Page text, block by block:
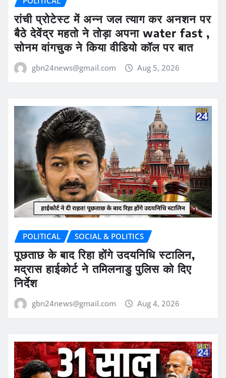
रांची प्रोटेस्ट में अन्न जल त्याग कर अनशन पर
बैठे देवेंद्र महतो ने तोड़ा अपना water fast ,
सोनम वांगचुक ने किया वीडियो कॉल पर बात
gbn24news@gmail.com Aug 5, 2026
POLITICAL SOCIAL & POLITICS
पूछताछ के बाद रिहा होंगे उदयनिधि स्टालिन,
मद्रास हाईकोर्ट ने तमिलनाडु पुलिस को दिए
निर्देश
gbn24news@gmail.com Aug 4, 2026